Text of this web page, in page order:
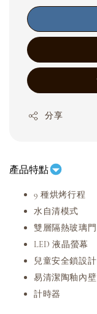
分享
產品特點
9 種烘烤行程
水自清模式
雙層隔熱玻璃門
LED 液晶螢幕
兒童安全鎖設計
易清潔陶釉內壁
計時器